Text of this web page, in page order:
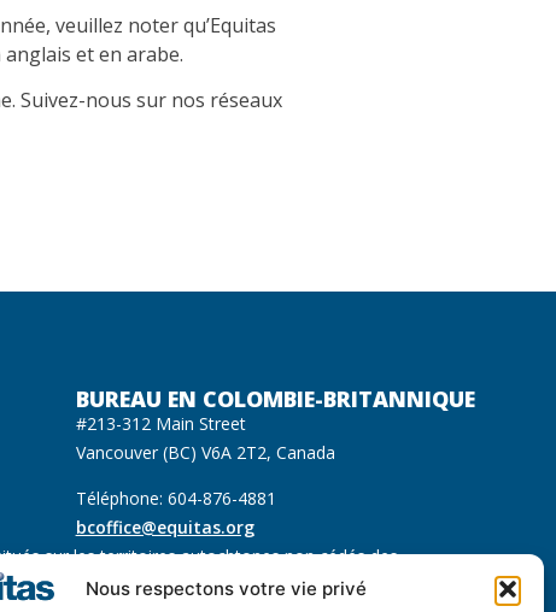
Nous respectons votre vie privé
veuillez noter qu’Equitas
et en arabe.
Suivez-nous sur nos réseaux
BUREAU EN COLOMBIE-BRITANNIQUE
#213-312 Main Street
Vancouver (BC) V6A 2T2, Canada
Téléphone: 604-876-4881
bcoffice@equitas.org
sur les territoires autochtones non cédés des
Sḵwx̱wú7mesh (Squamish), səl̓ilwətaɁɬ (Tsleil Waututh) et